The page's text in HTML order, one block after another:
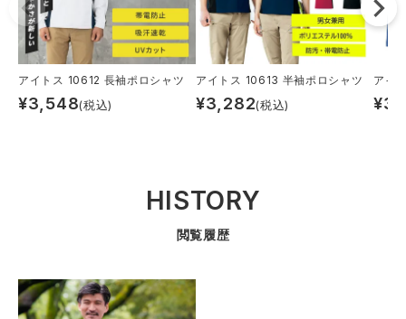
アイトス 10612 長袖ポロシャツ
¥3,548(税込)
アイトス 10613 半袖ポロシャツ
¥3,282(税込)
アイ
¥
HISTORY
閲覧履歴